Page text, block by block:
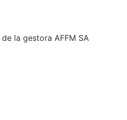
de la gestoraAFFM SA